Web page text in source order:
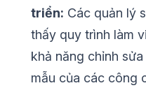
triển: Các quản lý
thấy quy trình làm
khả năng chỉnh
mẫu của các công